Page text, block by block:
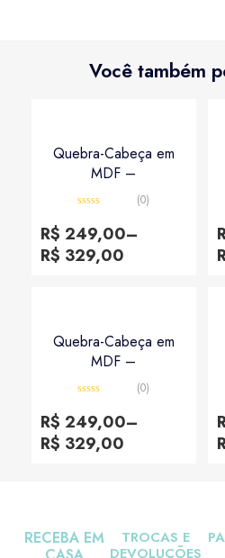
Você também
Quebra-Cabeça em
MDF –
0
de
5
(0)
R$ 249,00–
R$ 329,00
Quebra-Cabeça em
MDF –
0
de
5
(0)
R$ 249,00–
R$ 329,00
RECEBA EM
TROCAS E
DEVOLUÇÕES